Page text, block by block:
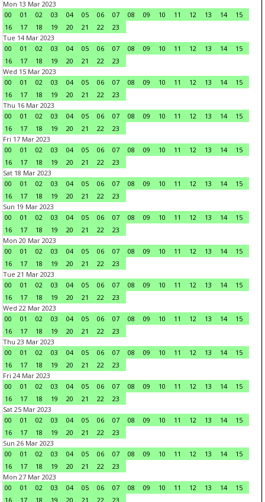
Mon 13 Mar 2023
00
01 02 03 04 05 06 07 08 09 10 11 12 13 14
15
16
17 18 19 20 21 22
23
Tue 14 Mar 2023
00
01 02 03 04 05 06 07 08 09 10 11 12 13 14
15
16
17 18 19 20 21 22
23
Wed 15 Mar 2023
00
01 02 03 04 05 06 07 08 09 10 11 12 13 14
15
16
17 18 19 20 21 22
23
Thu 16 Mar 2023
00
01 02 03 04 05 06 07 08 09 10 11 12 13 14
15
16
17 18 19 20 21 22
23
Fri 17 Mar 2023
00
01 02 03 04 05 06 07 08 09 10 11 12 13 14
15
16
17 18 19 20 21 22
23
Sat 18 Mar 2023
00
01 02 03 04 05 06 07 08 09 10 11 12 13 14
15
16
17 18 19 20 21 22
23
Sun 19 Mar 2023
00
01 02 03 04 05 06 07 08 09 10 11 12 13 14
15
16
17 18 19 20 21 22
23
Mon 20 Mar 2023
00
01 02 03 04 05 06 07 08 09 10 11 12 13 14
15
16
17 18 19 20 21 22
23
Tue 21 Mar 2023
00
01 02 03 04 05 06 07 08 09 10 11 12 13 14
15
16
17 18 19 20 21 22
23
Wed 22 Mar 2023
00
01 02 03 04 05 06 07 08 09 10 11 12 13 14
15
16
17 18 19 20 21 22
23
Thu 23 Mar 2023
00
01 02 03 04 05 06 07 08 09 10 11 12 13 14
15
16
17 18 19 20 21 22
23
Fri 24 Mar 2023
00
01 02 03 04 05 06 07 08 09 10 11 12 13 14
15
16
17 18 19 20 21 22
23
Sat 25 Mar 2023
00
01 02 03 04 05 06 07 08 09 10 11 12 13 14
15
16
17 18 19 20 21 22
23
Sun 26 Mar 2023
00
01 02 03 04 05 06 07 08 09 10 11 12 13 14
15
16
17 18 19 20 21 22
23
Mon 27 Mar 2023
00
01 02 03 04 05 06 07 08 09 10 11 12 13 14
15
16
17 18 19 20 21 22
23